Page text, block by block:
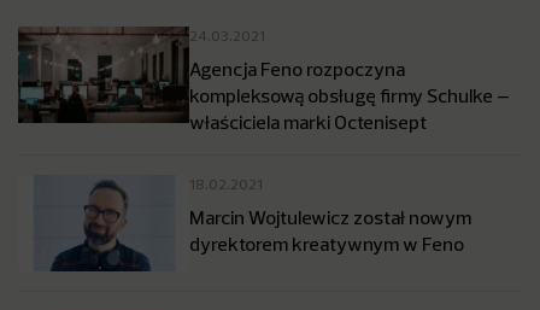
24.03.2021
Agencja Feno rozpoczyna
kompleksową obsługę firmy Schulke –
właściciela marki Octenisept
18.02.2021
Marcin Wojtulewicz został nowym
dyrektorem kreatywnym w Feno